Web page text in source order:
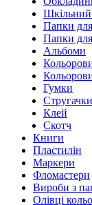
Шкільний
Папки
Папки
Альбоми
Гумки
Стругачки
Клей
Скотч
Книги
Пластилін
Маркери
Фломастери
Вироби з
Олівці